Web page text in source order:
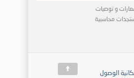
و توصيات
محاسبية
الوصول